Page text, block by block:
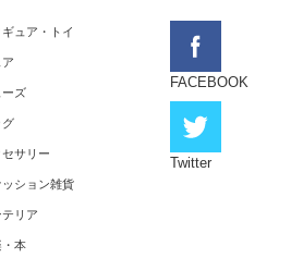
ギュア・トイ
ア
ーズ
グ
セサリー
ッション雑貨
テリア
・本
FACEBOOK
Twitter